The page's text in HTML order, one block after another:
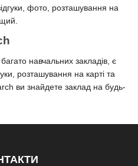
фото, розташування на
навчальних закладів, є
розташування на карті та
ви знайдете заклад на будь-